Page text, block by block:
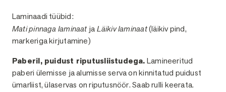
Laminaadi tüübid:
Mati pinnaga laminaat ja Läikiv laminaat(läikiv pind,
markeriga kirjutamine)
Paberil, puidust riputusliistudega.Lamineeritud
paberi ülemisse ja alumisse serva on kinnitatud puidust
ümarliist, ülaservas on riputusnöör. Saab rulli keerata.